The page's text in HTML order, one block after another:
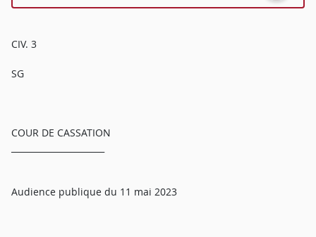
CIV. 3
SG
COUR DE CASSATION
Audience publique du 11 mai 2023